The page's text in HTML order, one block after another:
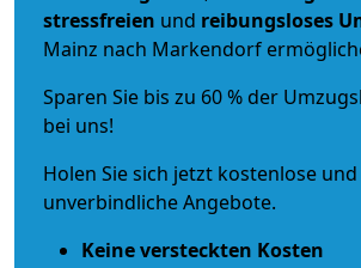
stressfreien und reibungsloses
Mainz nach Markendorf
Sparen Sie bis zu 60 % der
bei uns!
Holen Sie sich jetzt kostenlose und
unverbindliche Angebote.
Keine versteckten Kosten